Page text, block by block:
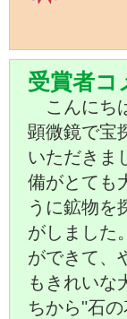
受賞者コ
こんにち
顕微鏡で宝
いただきま
備がとても
うに鉱物を
がしました
ができて、
もきれいな
ちから"石